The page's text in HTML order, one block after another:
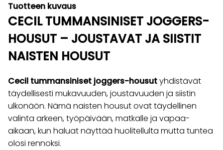
Tuotteen kuvaus
CECIL TUMMANSINISET JOGGERS-
HOUSUT – JOUSTAVAT JA SIISTIT
NAISTEN HOUSUT
Cecil tummansiniset joggers-housutyhdistävät
täydellisesti mukavuuden, joustavuuden ja siistin
ulkonäön. Nämä naisten housut ovat täydellinen
valinta arkeen, työpäivään, matkalle ja vapaa-
aikaan, kun haluat näyttää huolitellulta mutta tuntea
olosi rennoksi.